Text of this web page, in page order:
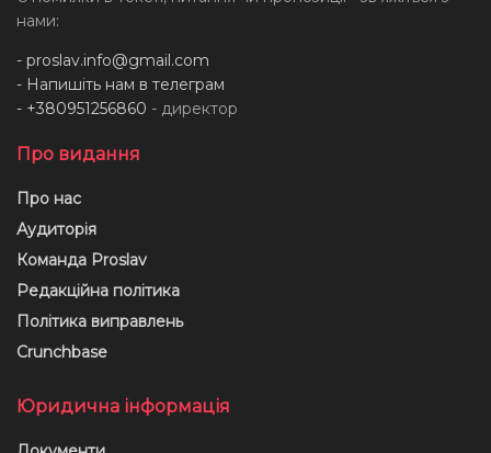
нами:
- proslav.info@gmail.com
- Напишіть нам в телеграм
- +380951256860 - директор
Про видання
Про нас
Аудиторія
Команда Proslav
Редакційна політика
Політика виправлень
Crunchbase
Юридична інформація